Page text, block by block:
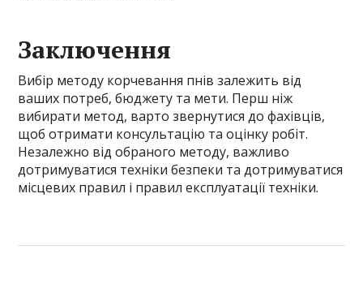
Заключення
Вибір методу корчевання пнів залежить від
ваших потреб, бюджету та мети. Перш ніж
вибирати метод, варто звернутися до фахівців,
щоб отримати консультацію та оцінку робіт.
Незалежно від обраного методу, важливо
дотримуватися техніки безпеки та дотримуватися
місцевих правил і правил експлуатації техніки.